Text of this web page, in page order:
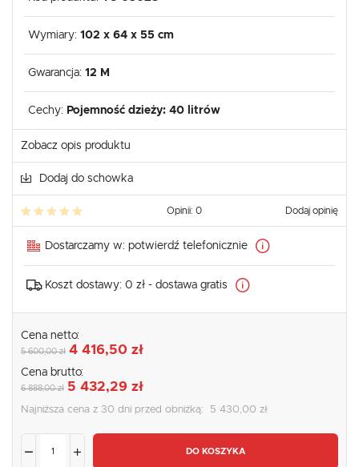
Wymiary: 102 x 64 x 55 cm
Gwarancja: 12 M
Cechy: Pojemność dzieży: 40 litrów
Zobacz opis produktu
Dodaj do schowka
Opinii: 0 Dodaj opinię
Dostarczamy w: potwierdź telefonicznie
Koszt dostawy: 0 zł - dostawa gratis
Cena netto:
5 600,00 zł 4 416,50 zł
Cena brutto:
6 888,00 zł 5 432,29 zł
Najniższa cena z 30 dni przed obniżką: 5 430,00 zł
DO KOSZYKA